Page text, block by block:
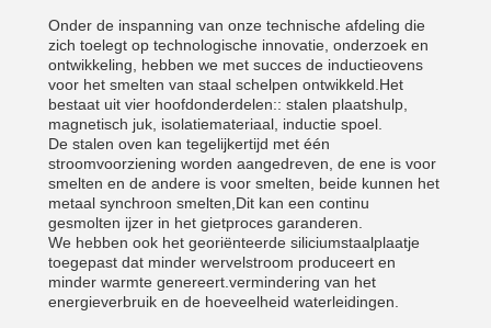
Onder de inspanning van onze technische afdeling die
zich toelegt op technologische innovatie, onderzoek en
ontwikkeling, hebben we met succes de inductieovens
voor het smelten van staal schelpen ontwikkeld.Het
bestaat uit vier hoofdonderdelen:: stalen plaatshulp,
magnetisch juk, isolatiemateriaal, inductie spoel.
De stalen oven kan tegelijkertijd met één
stroomvoorziening worden aangedreven, de ene is voor
smelten en de andere is voor smelten, beide kunnen het
metaal synchroon smelten,Dit kan een continu
gesmolten ijzer in het gietproces garanderen.
We hebben ook het georiënteerde siliciumstaalplaatje
toegepast dat minder wervelstroom produceert en
minder warmte genereert.vermindering van het
energieverbruik en de hoeveelheid waterleidingen.